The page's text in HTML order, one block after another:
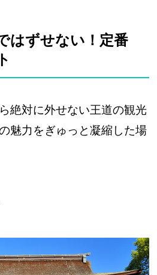
はずせない！定番
絶対に外せない王道の観光
魅力をぎゅっと凝縮した場